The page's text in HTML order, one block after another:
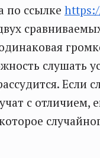
по ссылке
слушать
Если
с отличием,